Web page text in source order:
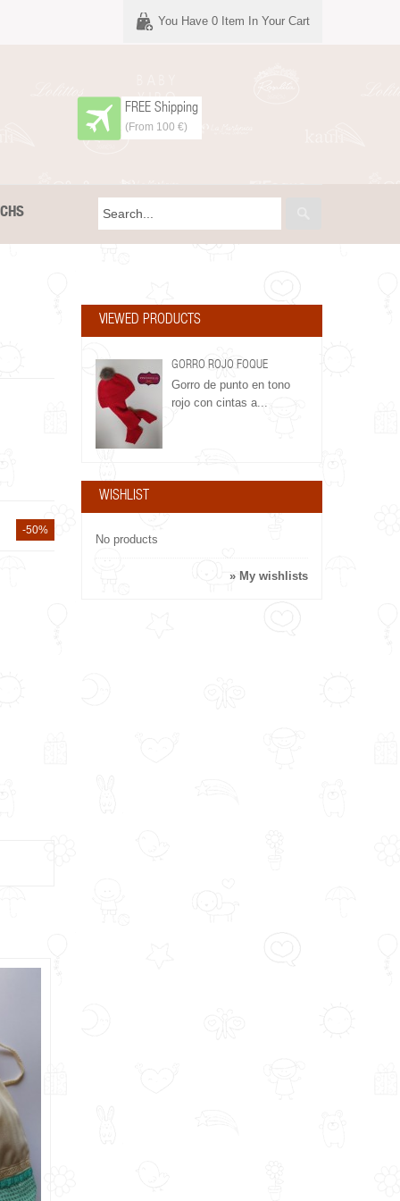
You Have 0 Item In Your Cart
FREE Shipping
(From 100 €)
-50%
VIEWED PRODUCTS
GORRO ROJO FOQUE
Gorro de punto en tono
rojo con cintas a...
WISHLIST
No products
» My wishlists